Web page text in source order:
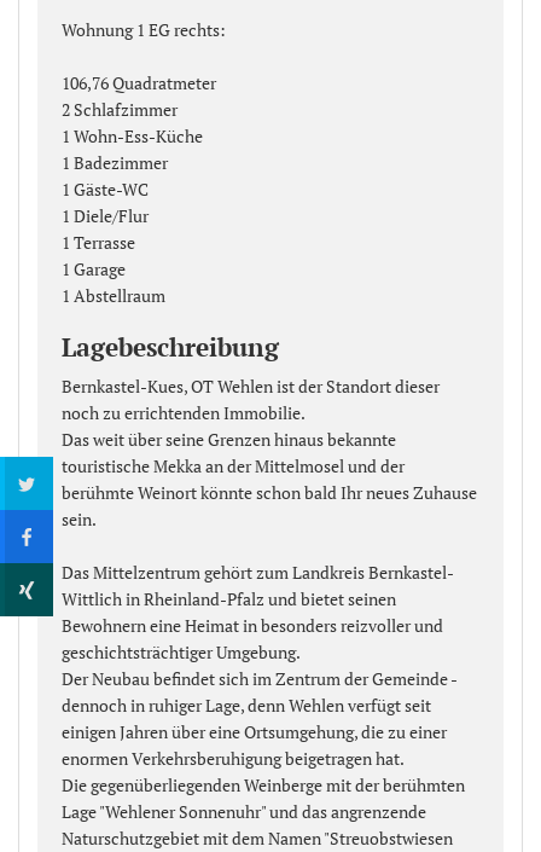
Wohnung 1 EG rechts:
106,76 Quadratmeter
2 Schlafzimmer
1 Wohn-Ess-Küche
1 Badezimmer
1 Gäste-WC
1 Diele/Flur
1 Terrasse
1 Garage
1 Abstellraum
Lagebeschreibung
Bernkastel-Kues, OT Wehlen ist der Standort dieser
noch zu errichtenden Immobilie.
Das weit über seine Grenzen hinaus bekannte
touristische Mekka an der Mittelmosel und der
berühmte Weinort könnte schon bald Ihr neues Zuhause
sein.
Das Mittelzentrum gehört zum Landkreis Bernkastel-
Wittlich in Rheinland-Pfalz und bietet seinen
Bewohnern eine Heimat in besonders reizvoller und
geschichtsträchtiger Umgebung.
Der Neubau befindet sich im Zentrum der Gemeinde -
dennoch in ruhiger Lage, denn Wehlen verfügt seit
einigen Jahren über eine Ortsumgehung, die zu einer
enormen Verkehrsberuhigung beigetragen hat.
Die gegenüberliegenden Weinberge mit der berühmten
Lage "Wehlener Sonnenuhr" und das angrenzende
Naturschutzgebiet mit dem Namen "Streuobstwiesen